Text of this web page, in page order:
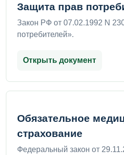
Защита прав
Закон РФ от 07.02.1992 N
потребителей».
Открыть документ
Обязательное
страхование
Федеральный закон от